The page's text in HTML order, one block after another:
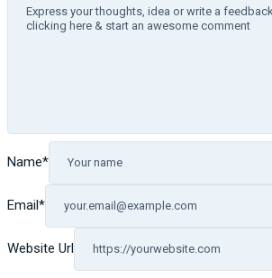
Name*
Email*
Website Url